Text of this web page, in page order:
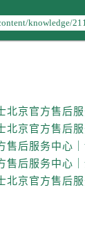
预约）
力士售后服务
室劳力士售后
力士售后服务
中心（需提前预
需提前预约）